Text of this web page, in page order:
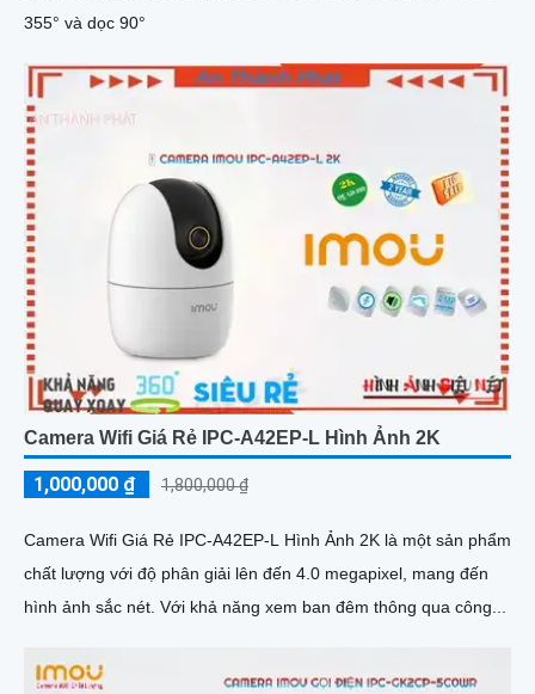
355° và dọc 90°
Camera Wifi Giá Rẻ IPC-A42EP-L Hình Ảnh 2K
1,000,000 ₫ 1,800,000 ₫
Camera Wifi Giá Rẻ IPC-A42EP-L Hình Ảnh 2K là một sản phẩm
chất lượng với độ phân giải lên đến 4.0 megapixel, mang đến
hình ảnh sắc nét. Với khả năng xem ban đêm thông qua công...